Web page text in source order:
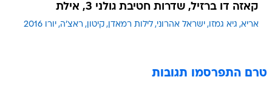
קאזה דו ברזיל, שדרות חטיבת גולני 3, אילת
אריא גיא גמזו ישראל אהרוני לילות רמאדן קיטון ראצ'ה יורו 2016
טרם התפרסמו תגובות